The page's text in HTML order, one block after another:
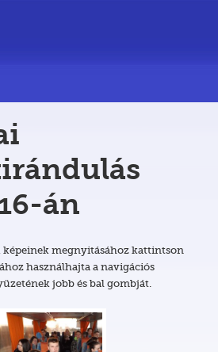
án
képeinek megnyitásához kattintson
használhajta a navigációs
jobb és bal gombját.